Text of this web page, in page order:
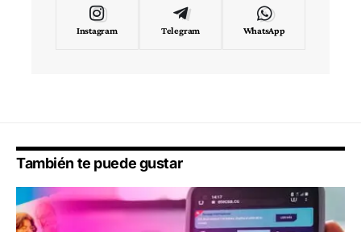
Instagram Telegram WhatsApp
También te puede gustar